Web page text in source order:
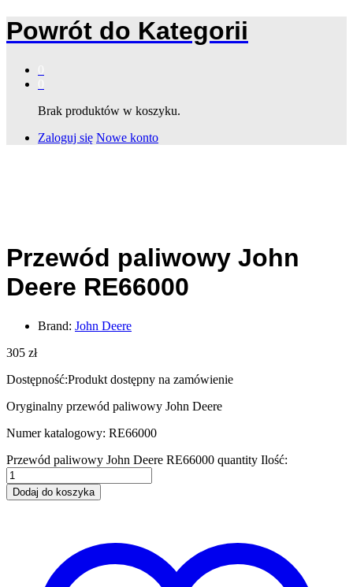
Powrót do Kategorii
Brak produktów w koszyku.
Zaloguj się Nowe konto
Przewód paliwowy John
Deere RE66000
Brand: John Deere
305 zł
Dostępność:Produkt dostępny na zamówienie
Oryginalny przewód paliwowy John Deere
Numer katalogowy: RE66000
Przewód paliwowy John Deere RE66000 quantity Ilość:
Dodaj do koszyka